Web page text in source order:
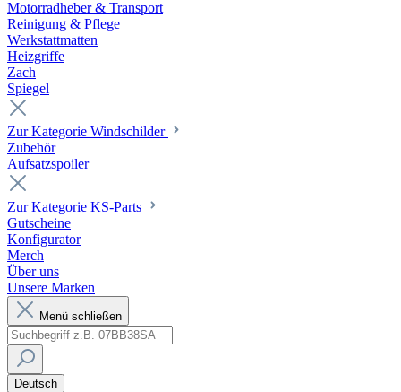
Motorradheber & Transport
Reinigung & Pflege
Werkstattmatten
Heizgriffe
Zach
Spiegel
Zur Kategorie Windschilder
Zubehör
Aufsatzspoiler
Zur Kategorie KS-Parts
Gutscheine
Konfigurator
Merch
Über uns
Unsere Marken
Menü schließen
Deutsch